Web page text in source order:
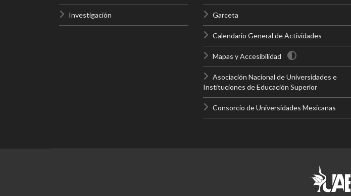
Investigación Garceta
Calendario General de Actividades
Mapas y Accesibilidad
Asociación Nacional de Universidades e
Instituciones de Educación Superior
Consorcio de Universidades Mexicanas